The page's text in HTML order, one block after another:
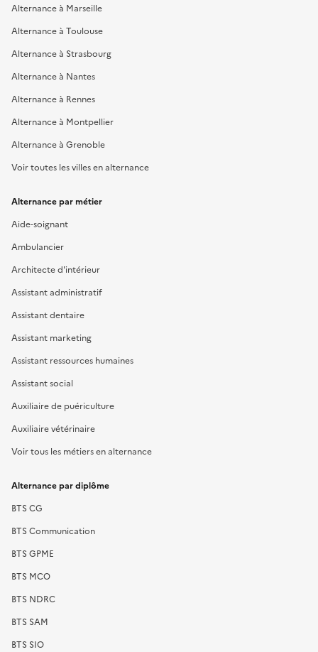
Alternance à Marseille
Alternance à Toulouse
Alternance à Strasbourg
Alternance à Nantes
Alternance à Rennes
Alternance à Montpellier
Alternance à Grenoble
Voir toutes les villes en alternance
Alternance par métier
Aide-soignant
Ambulancier
Architecte d'intérieur
Assistant administratif
Assistant dentaire
Assistant marketing
Assistant ressources humaines
Assistant social
Auxiliaire de puériculture
Auxiliaire vétérinaire
Voir tous les métiers en alternance
Alternance par diplôme
BTS CG
BTS Communication
BTS GPME
BTS MCO
BTS NDRC
BTS SAM
BTS SIO